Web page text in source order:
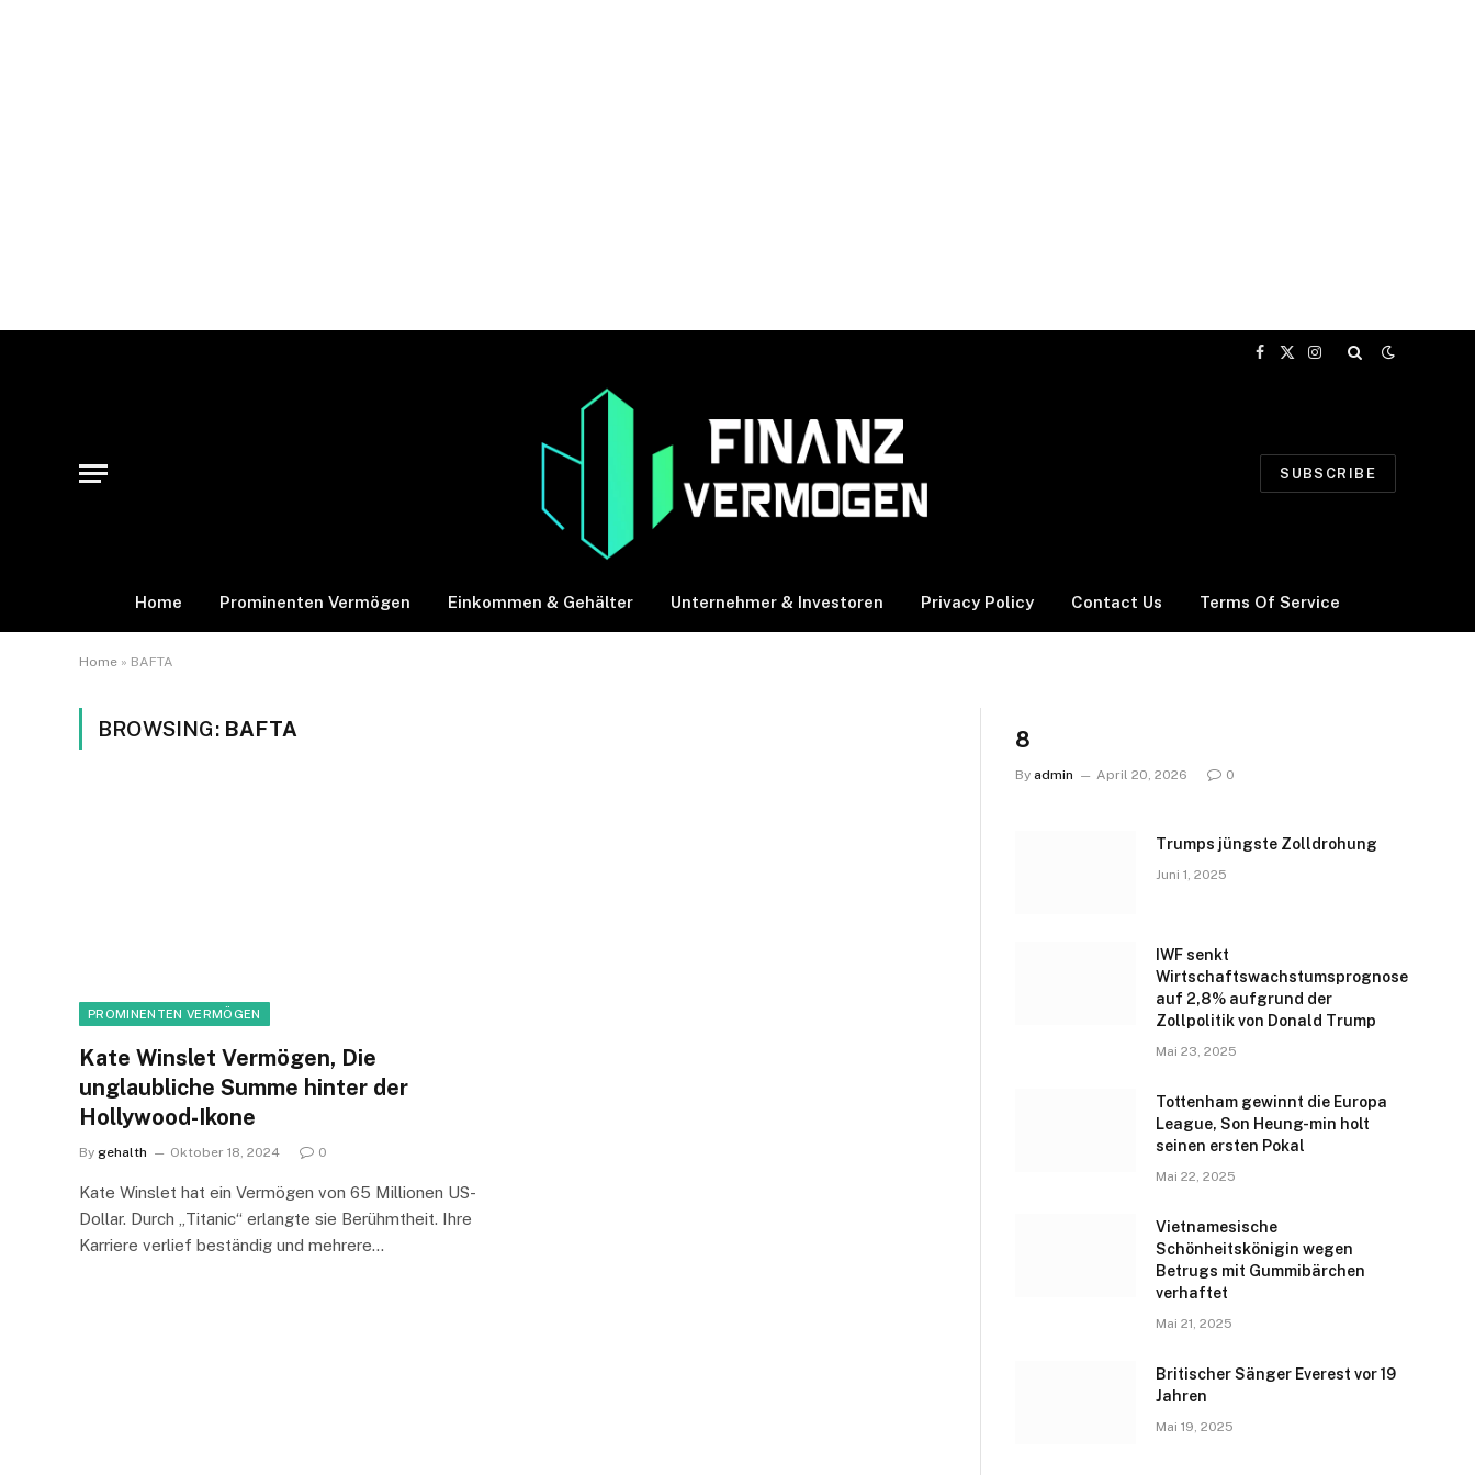
Facebook
X
Instagram
SUBSCRIBE
Home Prominenten Vermögen Einkommen & Gehälter Unternehmer & Investoren Privacy Policy Contact Us Terms Of Service
Home » BAFTA
BROWSING: BAFTA
PROMINENTEN VERMÖGEN
Kate Winslet Vermögen, Die
unglaubliche Summe hinter der
Hollywood-Ikone
By gehalth Oktober 18, 2024 0
Kate Winslet hat ein Vermögen von 65 Millionen US-
Dollar. Durch „Titanic“ erlangte sie Berühmtheit. Ihre
Karriere verlief beständig und mehrere…
8
By admin April 20, 2026 0
Trumps jüngste Zolldrohung
Juni 1, 2025
IWF senkt
Wirtschaftswachstumsprognose
auf 2,8% aufgrund der
Zollpolitik von Donald Trump
Mai 23, 2025
Tottenham gewinnt die Europa
League, Son Heung-min holt
seinen ersten Pokal
Mai 22, 2025
Vietnamesische
Schönheitskönigin wegen
Betrugs mit Gummibärchen
verhaftet
Mai 21, 2025
Britischer Sänger Everest vor 19
Jahren
Mai 19, 2025